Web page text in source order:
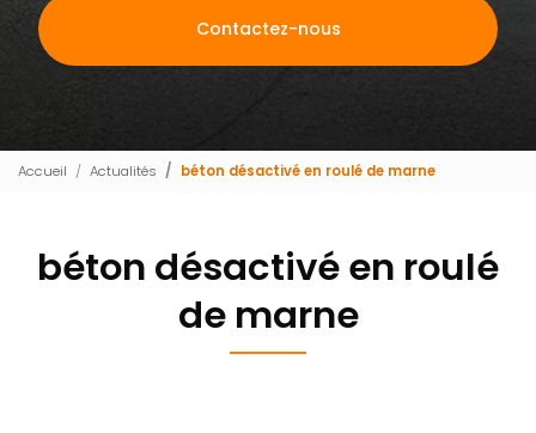
Contactez-nous
Accueil Actualités béton désactivé en roulé de marne
béton désactivé en roulé
de marne